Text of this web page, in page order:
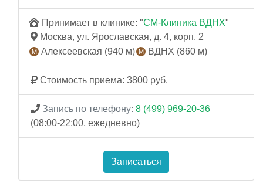
Принимает в клинике: "СМ-Клиника ВДНХ"
Москва, ул. Ярославская, д. 4, корп. 2
Алексеевская (940 м)
ВДНХ (860 м)
Стоимость приема: 3800 руб.
Запись по телефону: 8 (499) 969-20-36
(08:00-22:00, ежедневно)
Записаться